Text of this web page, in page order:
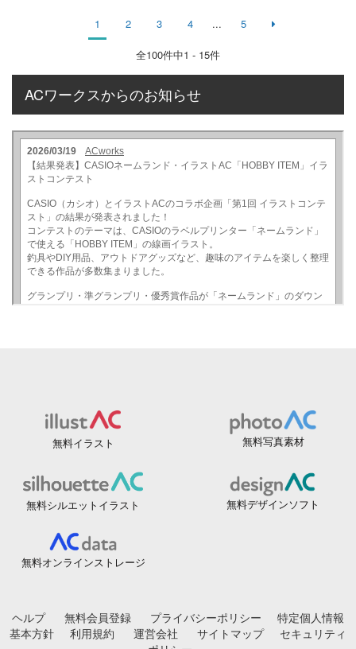
1 2 3 4 ... 5
全100件中1 - 15件
ACワークスからのお知らせ
無料イラスト 無料写真素材
無料シルエットイラスト 無料デザインソフト
無料オンラインストレージ
ヘルプ 無料会員登録 プライバシーポリシー
特定個人情報
基本方針
利用規約 運営会社 サイトマップ
セキュリティ